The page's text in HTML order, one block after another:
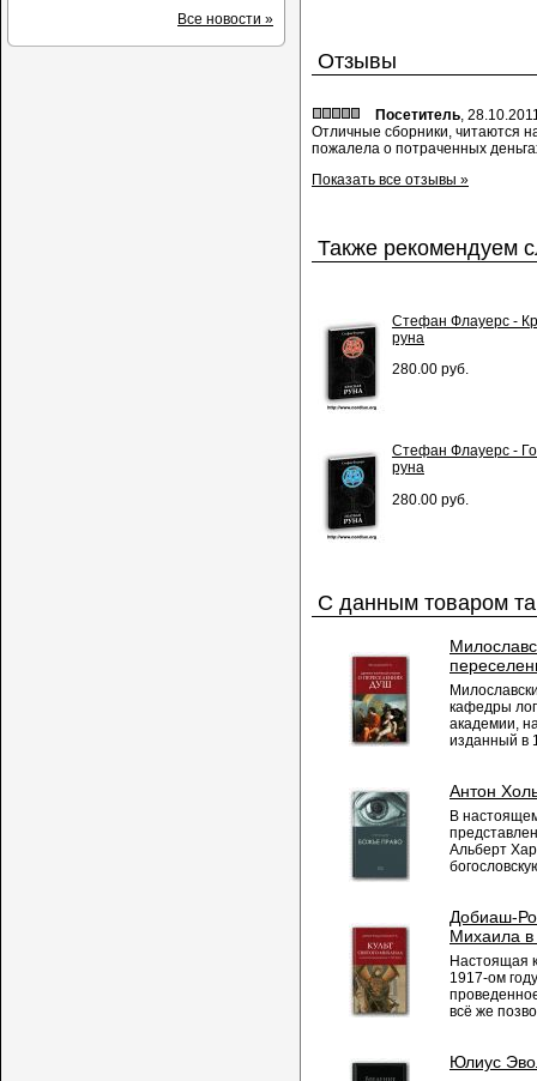
Отзывы
Посетитель,
Отличные сборники, читаются
пожалела о потраченных
Показать все отзывы »
Также рекомендуем
Стефан Флауерс -
руна
280.00 руб.
Стефан Флауерс -
руна
280.00 руб.
С данным товаром
кафедры
академии,
изданный в
Антон
В
Альберт
Добиаш-
Михаила в
Настоящая
1917-ом
всё же
Юлиус
Все новости »